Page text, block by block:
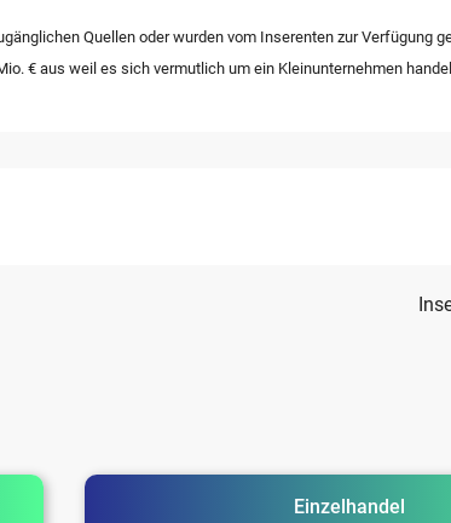
Quellen oder wurden vom Inserenten zur Verfügung
€ aus weil es sich vermutlich um ein Kleinunternehmen
Einzelhandel